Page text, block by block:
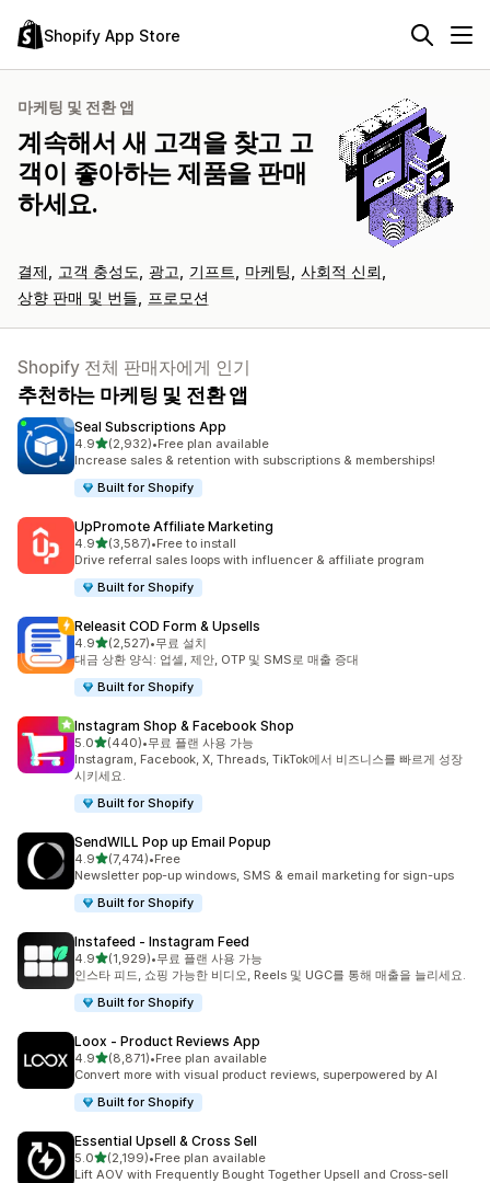
Shopify App Store
마케팅 및 전환 앱
계속해서 새 고객을 찾고 고
객이 좋아하는 제품을 판매
하세요.
결제 고객 충성도 광고 기프트 마케팅
사회적 신뢰
상향 판매 및 번들
프로모션
Shopify 전체 판매자에게 인기
추천하는 마케팅 및 전환 앱
Seal Subscriptions App
4.9별 5개 중
(2,932)
총 리뷰 2932개
•Free plan available
Increase sales & retention with subscriptions & memberships!
Built for Shopify
UpPromote Affiliate Marketing
4.9별 5개 중
(3,587)
총 리뷰 3587개
•Free to install
Drive referral sales loops with influencer & affiliate program
Built for Shopify
Releasit COD Form & Upsells
4.9별 5개 중
(2,527)
총 리뷰 2527개
•무료 설치
대금 상환 양식: 업셀, 제안, OTP 및 SMS로 매출 증대
Built for Shopify
Instagram Shop & Facebook Shop
5.0별 5개 중
(440)
총 리뷰 440개
•무료 플랜 사용 가능
Instagram, Facebook, X, Threads, TikTok에서 비즈니스를 빠르게 성장
시키세요.
Built for Shopify
SendWILL Pop up Email Popup
4.9별 5개 중
(7,474)
총 리뷰 7474개
•Free
Newsletter pop-up windows, SMS & email marketing for sign-ups
Built for Shopify
Instafeed ‑ Instagram Feed
4.9별 5개 중
(1,929)
총 리뷰 1929개
•무료 플랜 사용 가능
인스타 피드, 쇼핑 가능한 비디오, Reels 및 UGC를 통해 매출을 늘리세요.
Built for Shopify
Loox ‑ Product Reviews App
4.9별 5개 중
(8,871)
총 리뷰 8871개
•Free plan available
Convert more with visual product reviews, superpowered by AI
Built for Shopify
Essential Upsell & Cross Sell
5.0별 5개 중
(2,199)
총 리뷰 2199개
•Free plan available
Lift AOV with Frequently Bought Together Upsell and Cross-sell